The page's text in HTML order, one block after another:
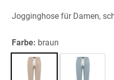
springen
Jogginghose für Damen,
Farbe: braun